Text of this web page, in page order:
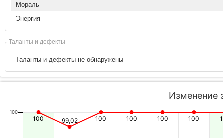
Мораль
Энергия
Таланты и дефекты
Таланты и дефекты не обнаружены
Изменение
100 99,02 100 100 100 100
100